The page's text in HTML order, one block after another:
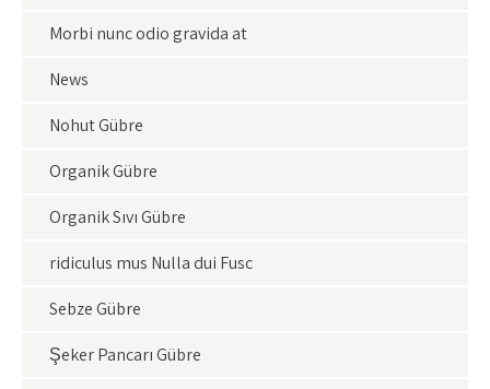
Morbi nunc odio gravida at
News
Nohut Gübre
Organik Gübre
Organik Sıvı Gübre
ridiculus mus Nulla dui Fusc
Sebze Gübre
Şeker Pancarı Gübre